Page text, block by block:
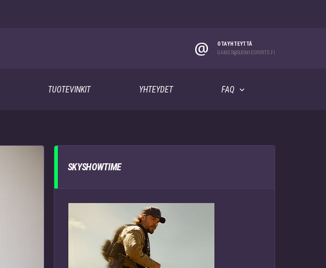
@
OTA YHTEYTTÄ
GAMER@SUOMIESPORTS.FI
TUOTEVINKIT YHTEYDET FAQ
SKYSHOWTIME